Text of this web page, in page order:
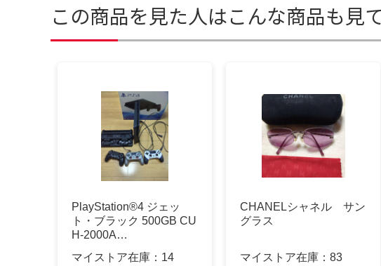
この商品を見た人はこんな商品も見
PlayStation®4 ジェッ
ト・ブラック 500GB CU
H-2000A…
マイストア在庫： 14
CHANELシャネル サン
グラス
マイストア在庫： 83